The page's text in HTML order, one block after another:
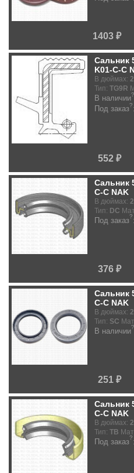
1403 ₽
Сальник
K01-C-C
В дюймах:
Тип: TG9R
В наличии?
Под заказ?:
552 ₽
Сальник
C-C NAK
В дюймах:
Тип: DC
Под заказ?:
376 ₽
Сальник
C-C NAK
В дюймах:
Тип: SC
В наличии?
251 ₽
Сальник
C-C NAK
В дюймах:
Тип: TB
Под заказ?: